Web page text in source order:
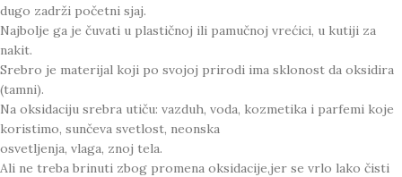
dugo zadrži početni sjaj.
Najbolje ga je čuvati u plastičnoj ili pamučnoj vrećici, u kutiji za
nakit.
Srebro je materijal koji po svojoj prirodi ima sklonost da oksidira
(tamni).
Na oksidaciju srebra utiču: vazduh, voda, kozmetika i parfemi koje
koristimo, sunčeva svetlost, neonska
osvetljenja, vlaga, znoj tela.
Ali ne treba brinuti zbog promena oksidacije,jer se vrlo lako čisti